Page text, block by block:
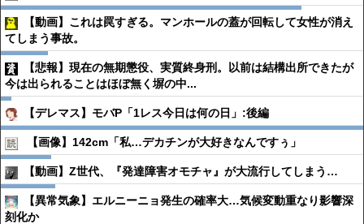
【動画】これは罠すぎる。マンホールの蓋が回転して女性が消え
てしまう事故。
【悲報】現在の無期懲役、実質終身刑。以前は結構出所できたが
今は出られることはほぼ無く塀の中...
【デレマス】モバP「1レス今日は何の日」:後編
【画像】142cm「私…デカチンが大好きなんですぅ」
【動画】Z世代、『発達障害オモチャ』が大流行してしまう…
【異常気象】エルニーニョ発生の確率大…気候変動重なり影響深
刻化か